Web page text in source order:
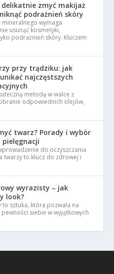
delikatnie zmyć makijaż
podrażnień skóry
wymaga
usunąć kosmetyki,
podrażnień skóry. Kluczem
przy trądziku: jak
najczęstszych
metodą w walce z
odpowiednich olejów,
twarz? Porady i wybór
do oczyszczania
twarzy to klucz do zdrowej i
wyrazisty – jak
look?
to sztuka, która pozwala na
siebie w wyjątkowych